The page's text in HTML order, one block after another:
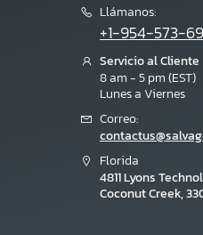
Llámanos:
+1-954-573-
Servicio al Cliente
8 am - 5 pm (EST)
Lunes a Viernes
Correo:
Florida
4811 Lyons
Coconut Creek,